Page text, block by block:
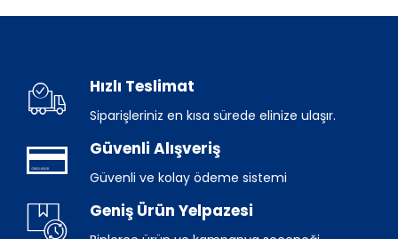
Hızlı Teslimat
Siparişleriniz en kısa sürede elinize ulaşır.
Güvenli Alışveriş
Güvenli ve kolay ödeme sistemi
Geniş Ürün Yelpazesi